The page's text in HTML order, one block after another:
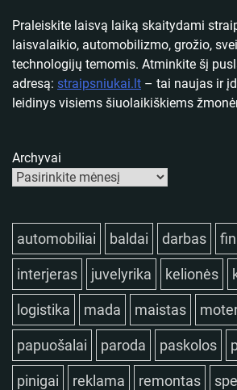
Praleiskite laisvą laiką skaitydami
laisvalaikio, automobilizmo, grožio,
technologijų temomis. Atminkite šį
adresą: straipsniukai.lt – tai naujas ir
leidinys visiems šiuolaikiškiems
Archyvai
automobiliai baldai darbas
interjeras juvelyrika kelionės
logistika mada maistas
papuošalai paroda paskolos
pinigai reklama remontas